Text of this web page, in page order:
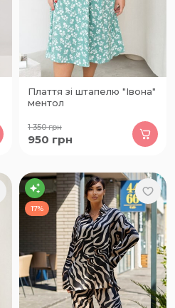
Плаття зі штапелю "Івона"
ментол
1 350грн
950 грн
17%